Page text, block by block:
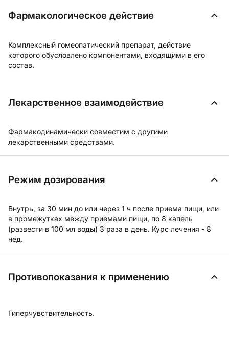
Фармакологическое действие
Комплексный гомеопатический препарат, действие
которого обусловлено компонентами, входящими в его
состав.
Лекарственное взаимодействие
Фармакодинамически совместим с другими
лекарственными средствами.
Режим дозирования
Внутрь, за 30 мин до или через 1 ч после приема пищи, или
в промежутках между приемами пищи, по 8 капель
(развести в 100 мл воды) 3 раза в день. Курс лечения - 8
нед.
Противопоказания к применению
Гиперчувствительность.